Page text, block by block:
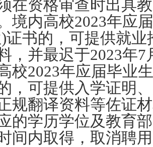
在资格审查时出具
境内高校2023年应
证书的，可提供就
，并最迟于2023年
校2023年应届毕业
，可提供入学证明
规翻译资料等佐证
的学历学位及教育
间内取得，取消聘